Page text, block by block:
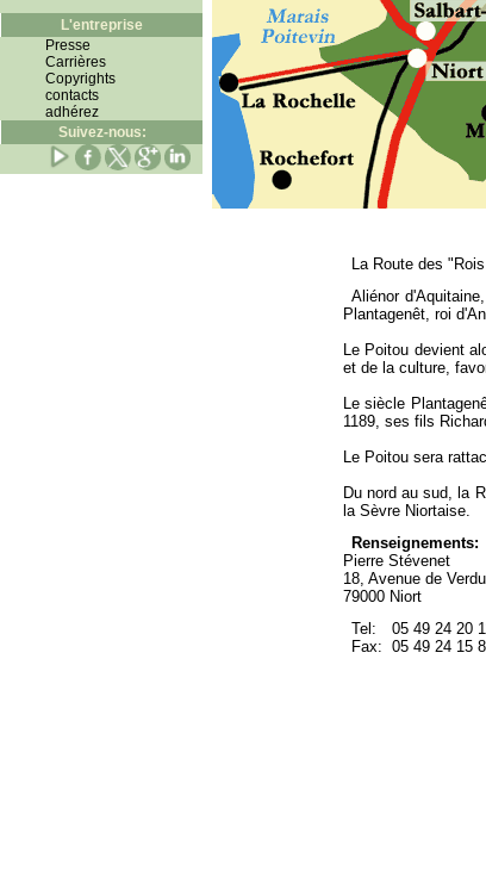
L'entreprise
Presse
Carrières
Copyrights
contacts
adhérez
Suivez-nous:
La Route des
Aliénor
Plantagenêt, roi
Le Poitou devient
et de la culture,
Le siècle
1189, ses fils
Le Poitou sera
Du nord au sud, la
la Sèvre Niortaise.
Renseignements:
Pierre Stévenet
18, Avenue de
79000 Niort
Tel:
05 49 24 20
Fax:
05 49 24 15